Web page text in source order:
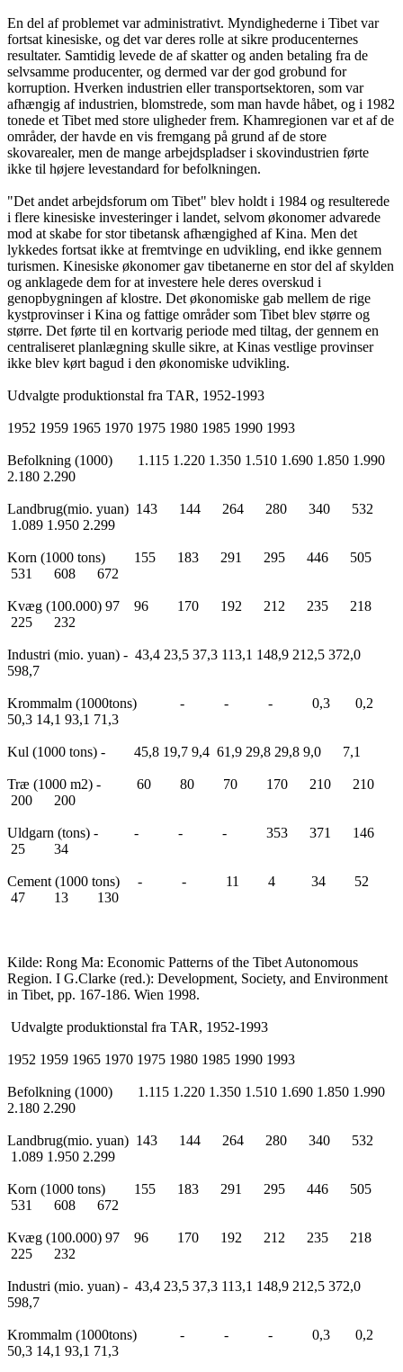
En del af problemet var administrativt. Myndighederne i Tibet var
fortsat kinesiske, og det var deres rolle at sikre producenternes
resultater. Samtidig levede de af skatter og anden betaling fra de
selvsamme producenter, og dermed var der god grobund for
korruption. Hverken industrien eller transportsektoren, som var
afhængig af industrien, blomstrede, som man havde håbet, og i 1982
tonede et Tibet med store uligheder frem. Khamregionen var et af de
områder, der havde en vis fremgang på grund af de store
skovarealer, men de mange arbejdspladser i skovindustrien førte
ikke til højere levestandard for befolkningen.
"Det andet arbejdsforum om Tibet" blev holdt i 1984 og resulterede
i flere kinesiske investeringer i landet, selvom økonomer advarede
mod at skabe for stor tibetansk afhængighed af Kina. Men det
lykkedes fortsat ikke at fremtvinge en udvikling, end ikke gennem
turismen. Kinesiske økonomer gav tibetanerne en stor del af skylden
og anklagede dem for at investere hele deres overskud i
genopbygningen af klostre. Det økonomiske gab mellem de rige
kystprovinser i Kina og fattige områder som Tibet blev større og
større. Det førte til en kortvarig periode med tiltag, der gennem en
centraliseret planlægning skulle sikre, at Kinas vestlige provinser
ikke blev kørt bagud i den økonomiske udvikling.
Udvalgte produktionstal fra TAR, 1952-1993
1952 1959 1965 1970 1975 1980 1985 1990 1993
Befolkning (1000) 1.115 1.220 1.350 1.510 1.690 1.850 1.990
2.180 2.290
Landbrug(mio. yuan) 143 144 264 280 340 532
1.089 1.950 2.299
Korn (1000 tons) 155 183 291 295 446 505
531 608 672
Kvæg (100.000) 97 96 170 192 212 235 218
225 232
Industri (mio. yuan) - 43,4 23,5 37,3 113,1 148,9 212,5 372,0
598,7
Krommalm (1000tons) - - - 0,3 0,2
50,3 14,1 93,1 71,3
Kul (1000 tons) - 45,8 19,7 9,4 61,9 29,8 29,8 9,0 7,1
Træ (1000 m2) - 60 80 70 170 210 210
200 200
Uldgarn (tons) - - - - 353 371 146
25 34
Cement (1000 tons) - - 11 4 34 52
47 13 130
Kilde: Rong Ma: Economic Patterns of the Tibet Autonomous
Region. I G.Clarke (red.): Development, Society, and Environment
in Tibet, pp. 167-186. Wien 1998.
Udvalgte produktionstal fra TAR, 1952-1993
1952 1959 1965 1970 1975 1980 1985 1990 1993
Befolkning (1000) 1.115 1.220 1.350 1.510 1.690 1.850 1.990
2.180 2.290
Landbrug(mio. yuan) 143 144 264 280 340 532
1.089 1.950 2.299
Korn (1000 tons) 155 183 291 295 446 505
531 608 672
Kvæg (100.000) 97 96 170 192 212 235 218
225 232
Industri (mio. yuan) - 43,4 23,5 37,3 113,1 148,9 212,5 372,0
598,7
Krommalm (1000tons) - - - 0,3 0,2
50,3 14,1 93,1 71,3